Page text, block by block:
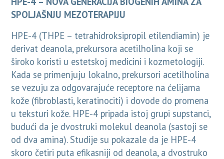
SPOLJAŠNJU MEZOTERAPIJU
HPE-4 (THPE – tetrahidroksipropil etilendiamin) je
derivat deanola, prekursora acetilholina koji se
široko koristi u estetskoj medicini i kozmetologiji.
Kada se primenjuju lokalno, prekursori acetilholina
se vezuju za odgovarajuće receptore na ćelijama
kože (fibroblasti, keratinociti) i dovode do promena
u teksturi kože. HPE-4 pripada istoj grupi supstanci,
budući da je dvostruki molekul deanola (sastoji se
od dva amina). Studije su pokazale da je HPE-4
skoro četiri puta efikasniji od deanola, a dvostruko